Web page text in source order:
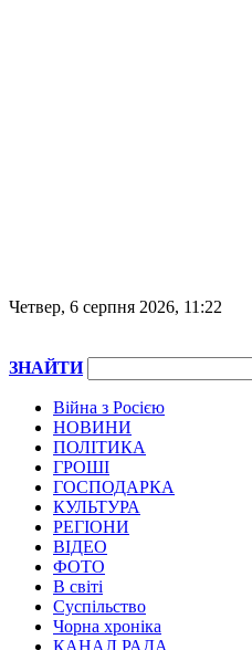
Четвер, 6 серпня 2026, 11:22
ЗНАЙТИ
Війна з Росією
НОВИНИ
ПОЛІТИКА
ГРОШІ
ГОСПОДАРКА
КУЛЬТУРА
РЕГІОНИ
ВІДЕО
ФОТО
В світі
Суспільство
Чорна хроніка
КАНАЛ РАДА